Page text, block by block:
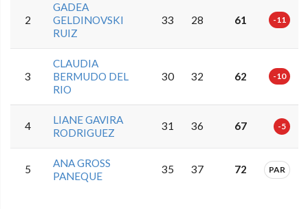
2
GADEA
GELDINOVSKI
RUIZ
33 28 61 -11
3
CLAUDIA
BERMUDO DEL
RIO
30 32 62 -10
4
LIANE GAVIRA
RODRIGUEZ
31 36 67 -5
5
ANA GROSS
PANEQUE
35 37 72 PAR